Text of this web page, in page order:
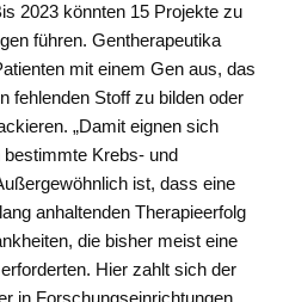
2023 könnten 15 Projekte zu
führen. Gentherapeutika
mit einem Gen aus, das
fehlenden Stoff zu bilden oder
„Damit eignen sich
Krebs- und
ist, dass eine
anhaltenden Therapieerfolg
die bisher meist eine
Hier zahlt sich der